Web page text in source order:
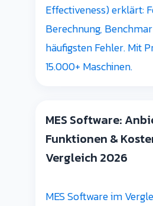
Effectiveness) erklärt:
Berechnung,
häufigsten Fehler. Mit
15.000+ Maschinen.
MES Software:
Funktionen &
Vergleich 2026
MES Software im